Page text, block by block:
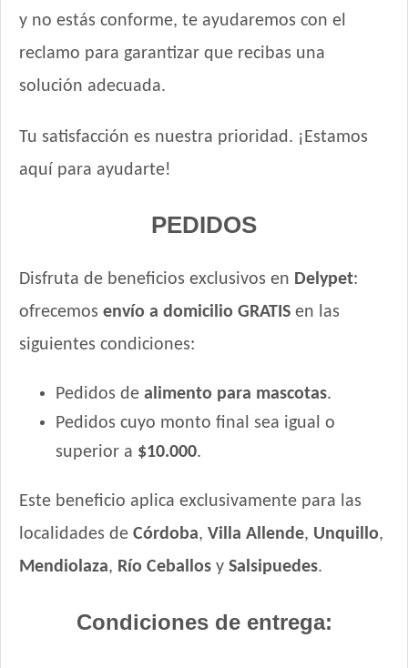
y no estás conforme, te ayudaremos con el
reclamo para garantizar que recibas una
solución adecuada.
Tu satisfacción es nuestra prioridad. ¡Estamos
aquí para ayudarte!
PEDIDOS
Disfruta de beneficios exclusivos en Delypet:
ofrecemos envío a domicilio GRATIS en las
siguientes condiciones:
Pedidos de alimento para mascotas.
Pedidos cuyo monto final sea igual o
superior a $10.000.
Este beneficio aplica exclusivamente para las
localidades de Córdoba, Villa Allende, Unquillo,
Mendiolaza, Río Ceballos y Salsipuedes.
Condiciones de entrega: